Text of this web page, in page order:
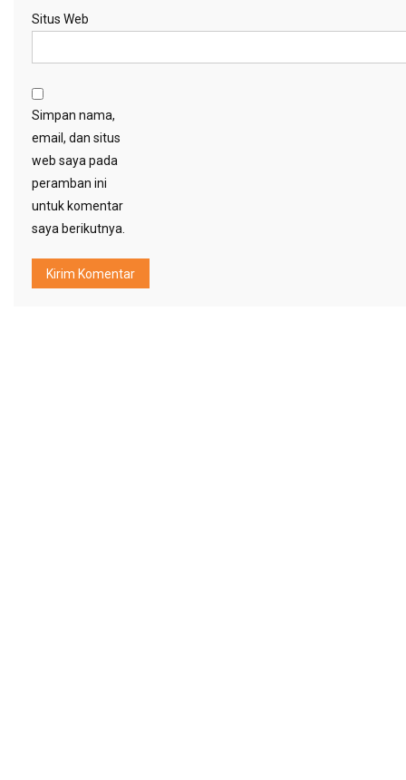
Situs Web
Simpan nama,
email, dan situs
web saya pada
peramban ini
untuk komentar
saya berikutnya.